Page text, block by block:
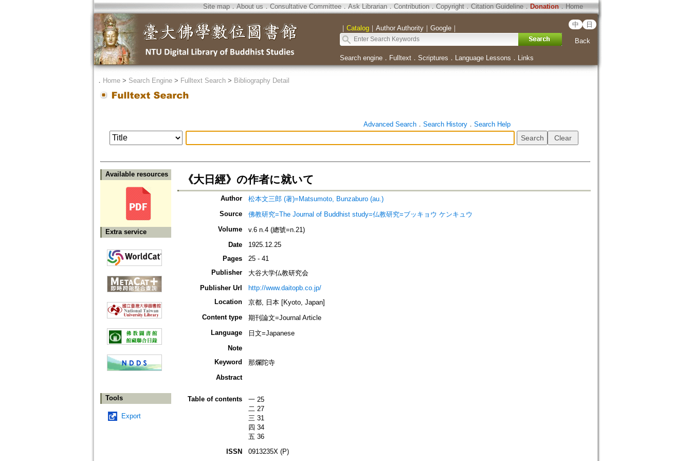
Site map．About us ． Consultative Committee． Ask Librarian． Contribution．Copyright．Citation Guideline． Donation．Home
｜ Catalog｜ Author Authority｜ Google｜ 中 日
Back
Search engine． Fulltext． Scriptures ． Language Lessons ． Links
． Home> Search Engine> Fulltext Search> Bibliography Detail
Advanced Search． Search History． Search Help
Available resources
Extra service
Tools
Export
《大日經》の作者に就いて
Author
松本文三郎 (著)=Matsumoto, Bunzaburo (au.)
Source
佛教研究=The Journal of Buddhist study=仏教研究=ブッキョウ ケンキュウ
Volume
v.6 n.4 (總號=n.21)
Date
1925.12.25
Pages
25 - 41
Publisher
大谷大学仏教研究会
Publisher Url
http://www.daitopb.co.jp/
Location
京都, 日本 [Kyoto, Japan]
Content type
期刊論文=Journal Article
Language
日文=Japanese
Note
Keyword
那爛陀寺
Abstract
Table of contents
一 25
二 27
三 31
四 34
五 36
ISSN
0913235X (P)